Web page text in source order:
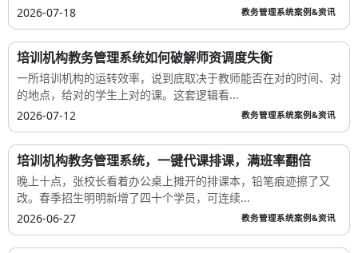
2026-07-18
教务管理系统案例&资讯
培训机构教务管理系统如何破解师资调度失衡
一所培训机构的运转效率，说到底取决于教师能否在对的时间、对
的地点，给对的学生上对的课。这套逻辑看...
2026-07-12
教务管理系统案例&资讯
培训机构教务管理系统，一键代课排课，满班率翻倍
晚上十点，张校长看着办公桌上摊开的排课本，铅笔痕迹擦了又
改。春季招生明明新增了四十个学员，可连续...
2026-06-27
教务管理系统案例&资讯